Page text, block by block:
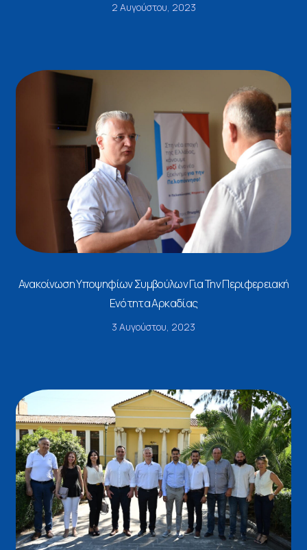
2 Αυγούστου, 2023
Ανακοίνωση Υποψηφίων Συμβούλων Για Την Περιφερειακή
Ενότητα Αρκαδίας
3 Αυγούστου, 2023